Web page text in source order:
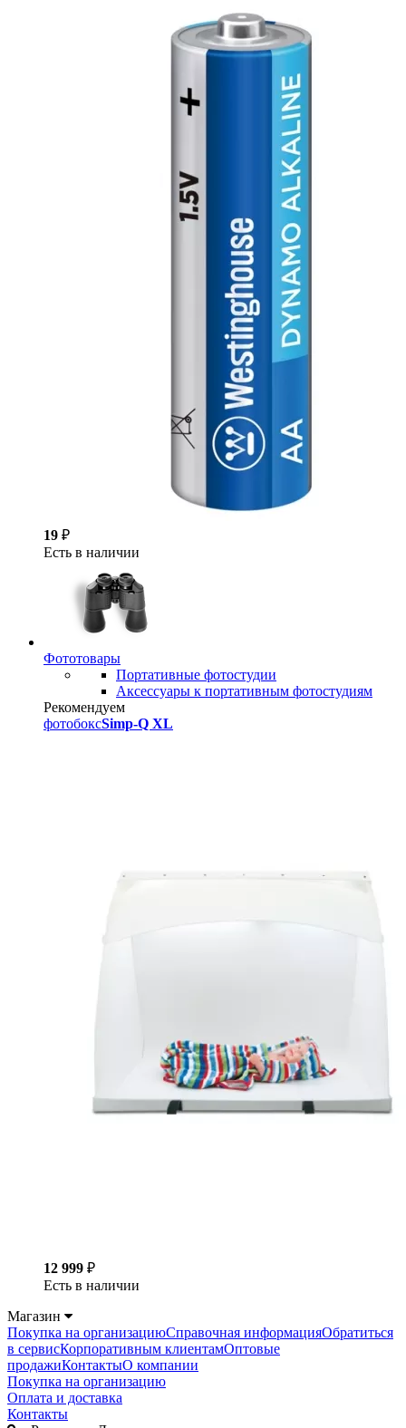
19 ₽
Есть в наличии
Фототовары
Портативные фотостудии
Аксессуары к портативным фотостудиям
Рекомендуем
фотобоксSimp-Q XL
12 999 ₽
Есть в наличии
Магазин
Покупка на организациюСправочная информацияОбратиться
в сервисКорпоративным клиентамОптовые
продажиКонтактыО компании
Покупка на организацию
Оплата и доставка
Контакты